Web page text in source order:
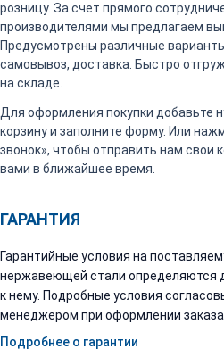
розницу. За счет прямого
производителями мы предлагаем
Предусмотрены различные
самовывоз, доставка. Быстро
на складе.
Для оформления покупки добавьте
корзину и заполните форму. Или
звонок», чтобы отправить нам
вами в ближайшее время.
ГАРАНТИЯ
Гарантийные условия на
нержавеющей стали определяются
к нему. Подробные условия
менеджером при оформлении заказа.
Подробнее о гарантии